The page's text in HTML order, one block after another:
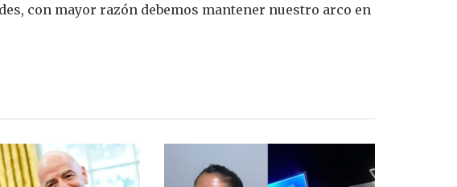
con mayor razón debemos mantener nuestro arco en